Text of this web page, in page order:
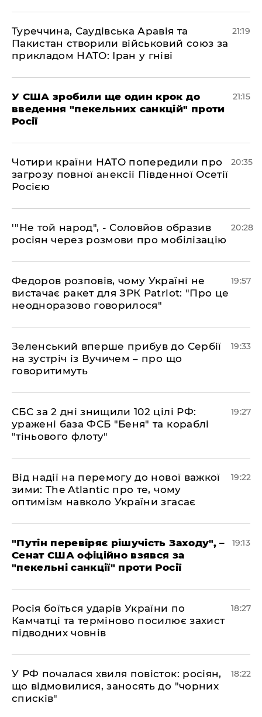
​Туреччина, Саудівська Аравія та
Пакистан створили військовий союз за
прикладом НАТО: Іран у гніві
21:19
​У США зробили ще один крок до
введення "пекельних санкцій" проти
Росії
21:15
​Чотири країни НАТО попередили про
загрозу повної анексії Південної Осетії
Росією
20:35
​'"Не той народ", - Соловйов образив
росіян через розмови про мобілізацію
20:28
​Федоров розповів, чому Україні не
вистачає ракет для ЗРК Patriot: "Про це
неодноразово говорилося"
19:57
​Зеленський вперше прибув до Сербії
на зустріч із Вучичем – про що
говоритимуть
19:33
​СБС за 2 дні знищили 102 цілі РФ:
уражені база ФСБ "Беня" та кораблі
"тіньового флоту"
19:27
​Від надії на перемогу до нової важкої
зими: The Atlantic про те, чому
оптимізм навколо України згасає
19:22
​"Путін перевіряє рішучість Заходу", –
Сенат США офіційно взявся за
"пекельні санкції" проти Росії
19:13
​Росія боїться ударів України по
Камчатці та терміново посилює захист
підводних човнів
18:27
​У РФ почалася хвиля повісток: росіян,
що відмовилися, заносять до "чорних
списків"
18:22